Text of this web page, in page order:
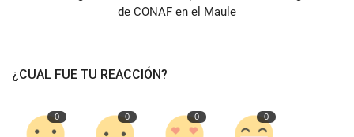
de CONAF en el Maule
¿CUAL FUE TU REACCIÓN?
0 0 0 0